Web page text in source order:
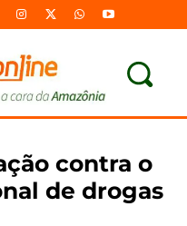
contra o
de drogas